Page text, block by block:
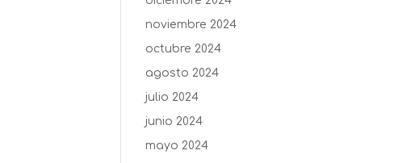
noviembre 2024
octubre 2024
agosto 2024
julio 2024
junio 2024
mayo 2024